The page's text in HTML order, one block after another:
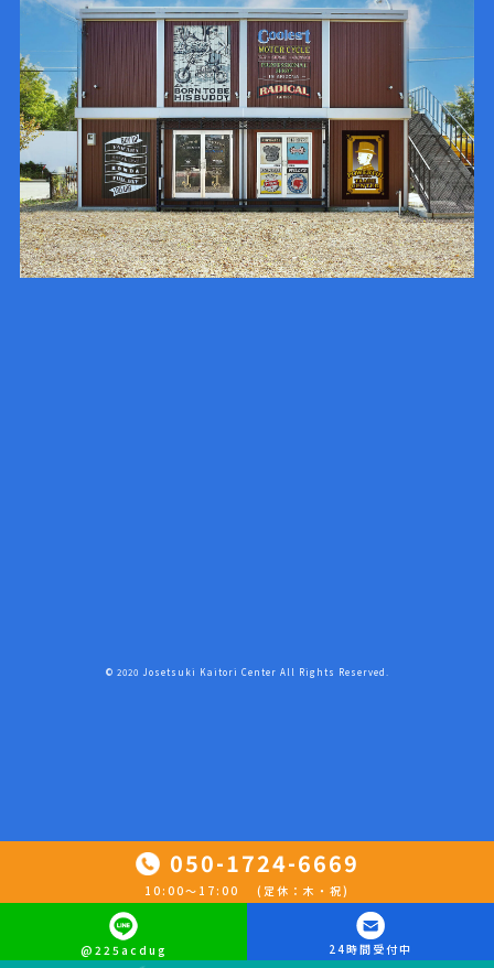
050-1724-6669
10:00〜17:00 (定休：木・祝)
@225acdug 24時間受付中
© 2020 Josetsuki Kaitori Center All Rights Reserved.